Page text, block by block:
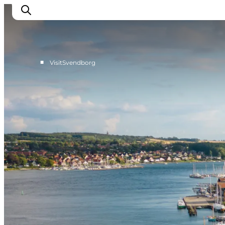
Oplev kultur & natur
Det sker i Svendborg
Spis og drik
handelsbyen Svendborg
Overnatning
Planlæg din tur
■ VisitSvendborg